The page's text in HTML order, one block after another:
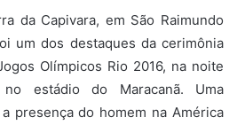
da Capivara, em São Raimundo
um dos destaques da cerimônia
Olímpicos Rio 2016, na noite
estádio do Maracanã. Uma
presença do homem na América